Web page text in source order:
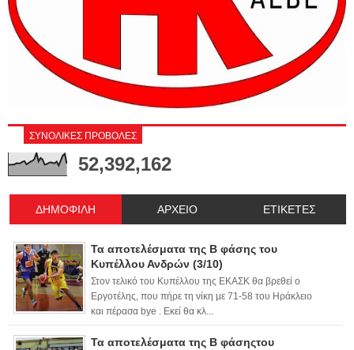
ΣΥΝΟΛΙΚΕΣ ΠΡΟΒΟΛΕΣ
52,392,162
ΔΗΜΟΦΙΛΗ ΑΡΧΕΙΟ ΕΤΙΚΕΤΕΣ
Τα αποτελέσματα της Β φάσης του
Κυπέλλου Ανδρών (3/10)
Στον τελικό του Κυπέλλου της ΕΚΑΣΚ θα βρεθεί ο
Εργοτέλης, που πήρε τη νίκη με 71-58 του Ηράκλειο
και πέρασα bye . Εκεί θα κλ...
Τα αποτελέσματα της Β φάσηςτου